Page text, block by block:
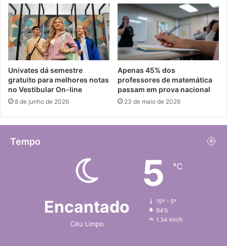
Univates dá semestre
gratuito para melhores notas
no Vestibular On-line
8 de junho de 2026
Apenas 45% dos
professores de matemática
passam em prova nacional
23 de maio de 2026
Tempo
Encantado
Céu Limpo
5 ℃
15º - 5º
94%
1.34 km/h